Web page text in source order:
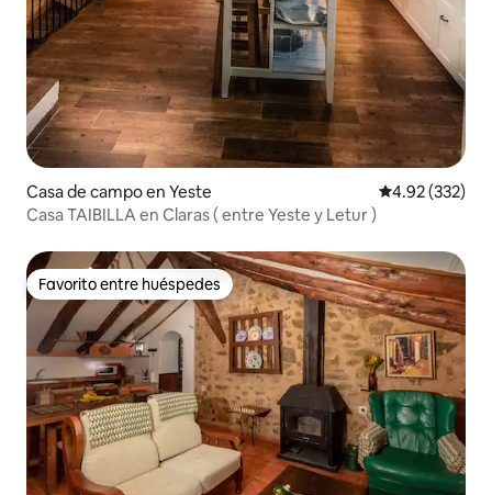
Casa de campo en Yeste Calificación
4.92 (332)
Casa TAIBILLA en Claras ( entre Yeste y Letur )
Favorito entre huéspedes
Favorito entre huéspedes